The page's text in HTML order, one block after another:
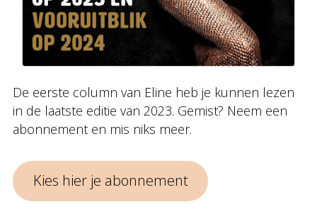
De eerste column van Eline heb je kunnen lezen
in de laatste editie van 2023. Gemist? Neem een
abonnement en mis niks meer.
Kies hier je abonnement